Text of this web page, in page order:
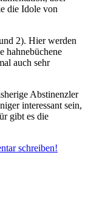
die Idole von
2). Hier werden
hahnebüchene
auch sehr
Abstinenzler
interessant sein,
gibt es die
schreiben!